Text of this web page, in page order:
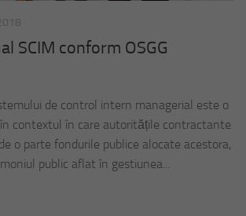
SCIM conform OSGG
de control intern managerial este o
contextul în care autoritățile contractante
o parte fondurile publice alocate acestora,
public aflat în gestiunea...